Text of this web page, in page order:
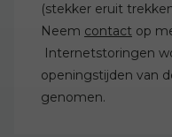
(stekker eruit
Neem contact op
Internetstoringen
openingstijden van
genomen.